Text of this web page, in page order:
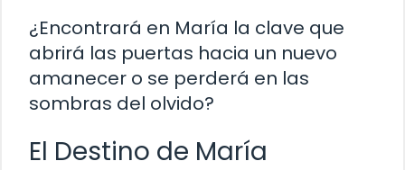
¿Encontrará en María la clave que
abrirá las puertas hacia un nuevo
amanecer o se perderá en las
sombras del olvido?
El Destino de María